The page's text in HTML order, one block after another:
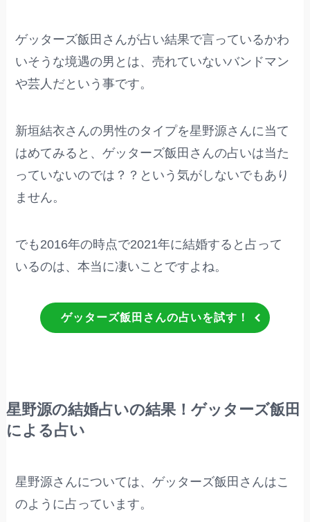
ゲッターズ飯田さんが占い結果で言っているかわ
いそうな境遇の男とは、売れていないバンドマン
や芸人だという事です。
新垣結衣さんの男性のタイプを星野源さんに当て
はめてみると、ゲッターズ飯田さんの占いは当た
っていないのでは？？という気がしないでもあり
ません。
でも2016年の時点で2021年に結婚すると占って
いるのは、本当に凄いことですよね。
ゲッターズ飯田さんの占いを試す！
星野源の結婚占いの結果！ゲッターズ飯田
による占い
星野源さんについては、ゲッターズ飯田さんはこ
のように占っています。